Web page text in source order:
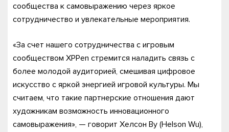
сообщества к самовыражению через яркое
сотрудничество и увлекательные мероприятия.
«За счет нашего сотрудничества с игровым
сообществом XPPen стремится наладить связь с
более молодой аудиторией, смешивая цифровое
искусство с яркой энергией игровой культуры. Мы
считаем, что такие партнерские отношения дают
художникам возможность инновационного
самовыражения», — говорит Хелсон Ву (Helson Wu),